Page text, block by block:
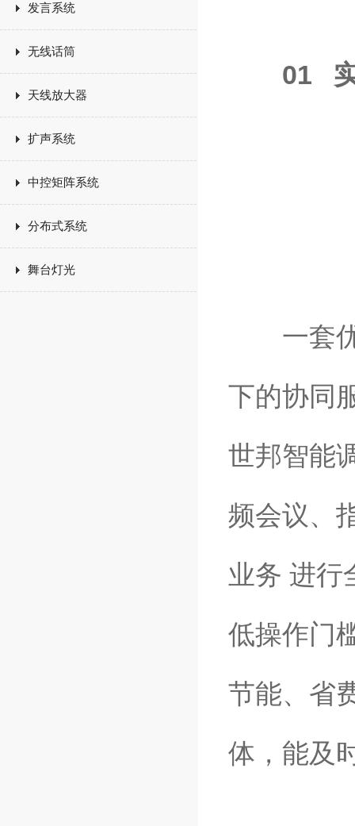
发言系统
无线话筒
天线放大器
扩声系统
中控矩阵系统
分布式系统
舞台灯光
01
一套优
下的协同
世邦智能
频会议、
业务 进行
低操作门
节能、省
体，能及